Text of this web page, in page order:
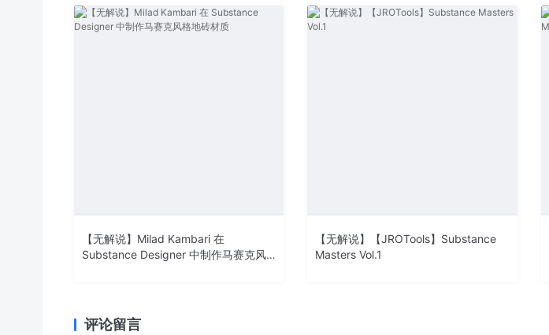
【无解说】Milad Kambari 在
Substance Designer 中制作马赛克风
【无解说】【JROTools】Substance
Masters Vol.1
评论留言